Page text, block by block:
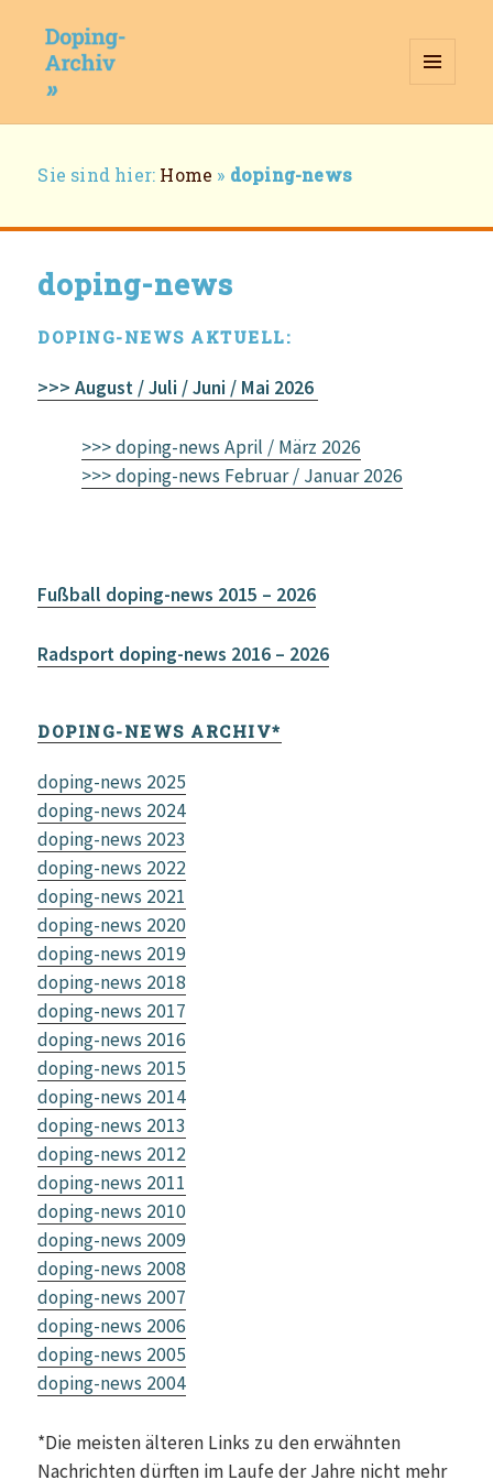
WIDGETS
Breadcrumb-
Sie sind hier: Home » doping-news
doping-news
DOPING-NEWS AKTUELL:
>>> August / Juli / Juni / Mai 2026
>>> doping-news April / März 2026
>>> doping-news Februar / Januar 2026
Fußball doping-news 2015 – 2026
Radsport doping-news 2016 – 2026
DOPING-NEWS ARCHIV*
doping-news 2025
doping-news 2024
doping-news 2023
doping-news 2022
doping-news 2021
doping-news 2020
doping-news 2019
doping-news 2018
doping-news 2017
doping-news 2016
doping-news 2015
doping-news 2014
doping-news 2013
doping-news 2012
doping-news 2011
doping-news 2010
doping-news 2009
doping-news 2008
doping-news 2007
doping-news 2006
doping-news 2005
doping-news 2004
*Die meisten älteren Links zu den erwähnten
Nachrichten dürften im Laufe der Jahre nicht mehr